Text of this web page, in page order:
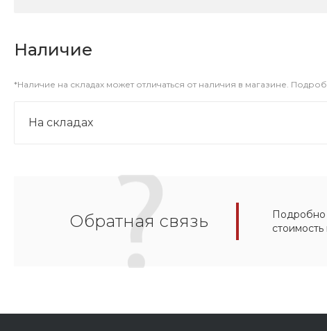
Наличие
*Наличие на складах может отличаться от наличия в магазине.
На складах
Обратная связь
Подробно